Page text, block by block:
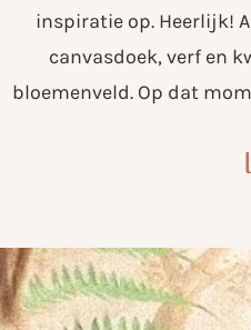
inspiratie op. Heerlijk!
canvasdoek, verf en
bloemenveld. Op dat